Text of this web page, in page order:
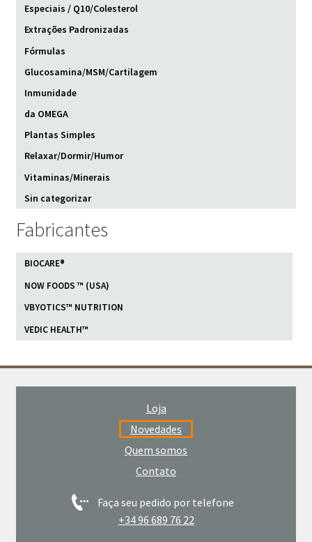
Especiais / Q10/Colesterol
Extrações Padronizadas
Fórmulas
Glucosamina/MSM/Cartilagem
Inmunidade
da OMEGA
Plantas Simples
Relaxar/Dormir/Humor
Vitaminas/Minerais
Sin categorizar
Fabricantes
BIOCARE®
NOW FOODS ™ (USA)
VBYOTICS™ NUTRITION
VEDIC HEALTH™
Loja
Novedades
Quem somos
Contato
Faça seu pedido por telefone
+34 96 689 76 22